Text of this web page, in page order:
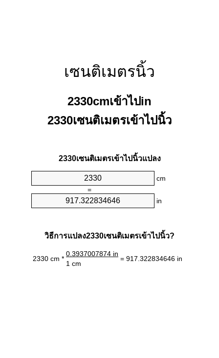
เซนติเมตรนิ้ว
2330cmเข้าไปin
2330เซนติเมตรเข้าไปนิ้ว
2330เซนติเมตรเข้าไปนิ้วแปลง
cm
=
in
วิธีการแปลง2330เซนติเมตรเข้าไปนิ้ว?
2330 cm *
0.3937007874 in
= 917.322834646 in
1 cm